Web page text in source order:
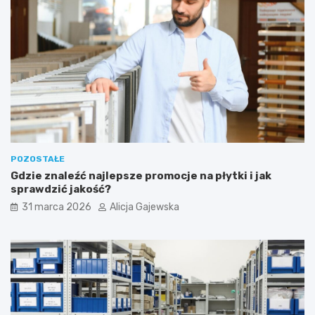
e
POZOSTAŁE
Gdzie znaleźć najlepsze promocje na płytki i jak
sprawdzić jakość?
31 marca 2026 Alicja Gajewska